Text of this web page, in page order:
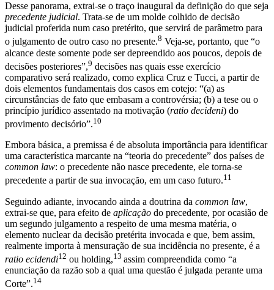
Desse panorama, extrai-se o traço inaugural da definição do que seja
precedente judicial. Trata-se de um molde colhido de decisão
judicial proferida num caso pretérito, que servirá de parâmetro para
o julgamento de outro caso no presente.8 Veja-se, portanto, que “o
alcance deste somente pode ser depreendido aos poucos, depois de
decisões posteriores”,9 decisões nas quais esse exercício
comparativo será realizado, como explica Cruz e Tucci, a partir de
dois elementos fundamentais dos casos em cotejo: “(a) as
circunstâncias de fato que embasam a controvérsia; (b) a tese ou o
princípio jurídico assentado na motivação (ratio decideni) do
provimento decisório”.10
Embora básica, a premissa é de absoluta importância para identificar
uma característica marcante na “teoria do precedente” dos países de
common law: o precedente não nasce precedente, ele torna-se
precedente a partir de sua invocação, em um caso futuro.11
Seguindo adiante, invocando ainda a doutrina da common law,
extrai-se que, para efeito de aplicação do precedente, por ocasião de
um segundo julgamento a respeito de uma mesma matéria, o
elemento nuclear da decisão pretérita invocada e que, bem assim,
realmente importa à mensuração de sua incidência no presente, é a
ratio ecidendi12 ou holding,13 assim compreendida como “a
enunciação da razão sob a qual uma questão é julgada perante uma
Corte”.14